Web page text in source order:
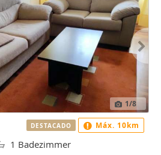
1/8
1 Badezimmer
DESTACADO Máx. 10km